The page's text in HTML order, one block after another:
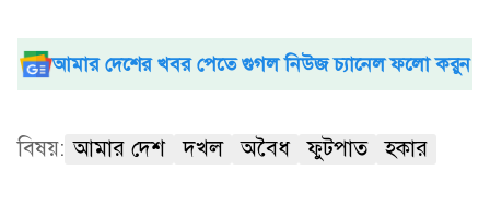
আমার দেশের খবর পেতে গুগল নিউজ চ্যানেল ফলো করুন
বিষয়: আমার দেশ দখল অবৈধ ফুটপাত হকার